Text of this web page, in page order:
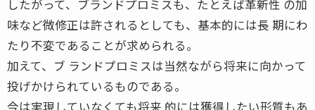
したがって、ブランドプロミスも、たとえば革新性 の加
味など微修正は許されるとしても、基本的には長 期にわ
たり不変であることが求められる。
加えて、ブ ランドプロミスは当然ながら将来に向かって
投げかけられているものである。
今は実現していなくても将来 的には獲得したい形質もあ